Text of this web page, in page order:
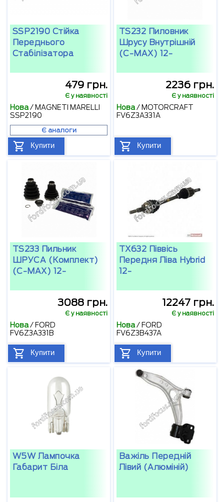
SSP2190 Стійка
Переднього
Стабілізатора
479 грн.
Є у наявності
Нова/ MAGNETI MARELLI
SSP2190
Є аналоги
Купити
TS232 Пиловник
Шрусу Внутрішній
(C-MAX) 12-
2236 грн.
Є у наявності
Нова/ MOTORCRAFT
FV6Z3A331A
Купити
TS233 Пильник
ШРУСА (комплект)
(C-MAX) 12-
3088 грн.
Є у наявності
Нова/ FORD
FV6Z3A331B
Купити
TX632 Піввісь
Передня Ліва Hybrid
12-
12247 грн.
Є у наявності
Нова/ FORD
FV6Z3B437A
Купити
W5W Лампочка
Габарит Бiла
Важіль Передній
Лівий (алюміній)